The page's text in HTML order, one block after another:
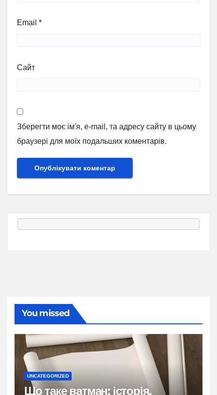
Email *
Сайт
Зберегти моє ім'я, e-mail, та адресу сайту в цьому
браузері для моїх подальших коментарів.
You missed
UNCATEGORIZED
Що таке ватман: історія,